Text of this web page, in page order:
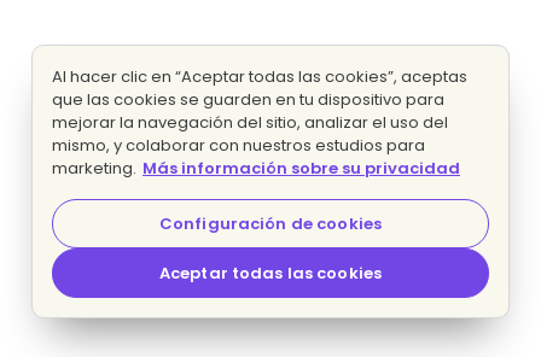
Al hacer clic en “Aceptar todas las cookies”, aceptas
que las cookies se guarden en tu dispositivo para
mejorar la navegación del sitio, analizar el uso del
mismo, y colaborar con nuestros estudios para
marketing. Más información sobre su privacidad
Configuración de cookies
Aceptar todas las cookies